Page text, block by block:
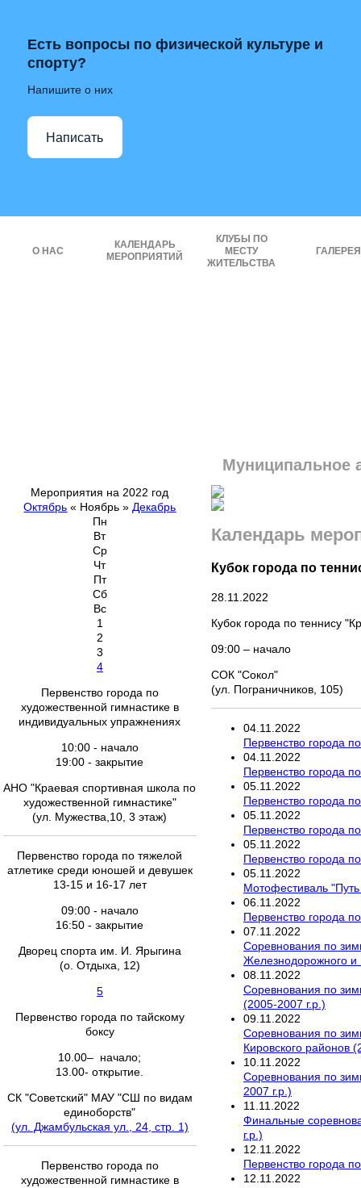
Есть вопросы по физической культуре и
спорту?
Напишите о них
Написать
О НАС
КАЛЕНДАРЬ
МЕРОПРИЯТИЙ
КЛУБЫ ПО
МЕСТУ
ЖИТЕЛЬСТВА
ГАЛЕРЕЯ
Муниципальное
Мероприятия на 2022 год
Октябрь « Ноябрь » Декабрь
Пн
Вт
Ср
Чт
Пт
Сб
Вс
1
2
3
4
Первенство города по
художественной гимнастике в
индивидуальных упражнениях
10:00 - начало
19:00 - закрытие
АНО "Краевая спортивная школа по
художественной гимнастике"
(ул. Мужества,10, 3 этаж)
Первенство города по тяжелой
атлетике среди юношей и девушек
13-15 и 16-17 лет
09:00 - начало
16:50 - закрытие
Дворец спорта им. И. Ярыгина
(о. Отдыха, 12)
5
Первенство города по тайскому
боксу
10.00– начало;
13.00- открытие.
СК "Советский" МАУ "СШ по видам
единоборств"
(ул. Джамбульская ул., 24, стр. 1)
Первенство города по
художественной гимнастике в
Календарь
Кубок города по
28.11.2022
Кубок города по теннису
09:00 – начало
СОК "Сокол"
(ул. Пограничников, 105)
04 11 2022
Первенство города
04 11 2022
Первенство города
05 11 2022
Первенство города
05 11 2022
Первенство города
05 11 2022
Первенство города
05 11 2022
Мотофестиваль
06 11 2022
Первенство города
07 11 2022
Соревнования по
Железнодорожного и
08 11 2022
Соревнования по
(2005-2007 г.р.)
09 11 2022
Соревнования по
Кировского районов
10 11 2022
Соревнования по
2007 г.р.)
11 11 2022
Финальные
г.р.)
12 11 2022
Первенство города
12 11 2022